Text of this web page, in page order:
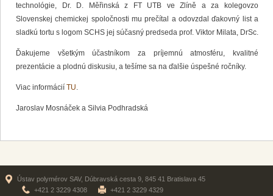
technológie, Dr. D. Měřinská z FT UTB ve Zlíně a za kolegovzo
Slovenskej chemickej spoločnosti mu prečítal a odovzdal ďakovný list a
sladkú tortu s logom SCHS jej súčasný predseda prof. Viktor Milata, DrSc.
Ďakujeme všetkým účastníkom za príjemnú atmosféru, kvalitné
prezentácie a plodnú diskusiu, a tešíme sa na ďalšie úspešné ročníky.
Viac informácií TU.
Jaroslav Mosnáček a Silvia Podhradská
Ústav polymérov SAV, Dúbravská cesta 9, 845 41 Bratislava 45
+421 2 3229 4308
+421 2 3229 4329